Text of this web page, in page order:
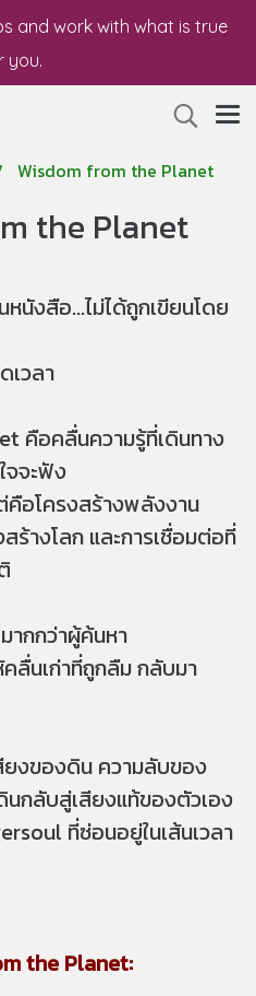
and work with what is true
you.
Wisdom from the Planet
the Planet
นังสือ...ไม่ได้ถูกเขียนโดย
เวลา
คือคลื่นความรู้ที่เดินทาง
จจะฟัง
คือโครงสร้างพลังงาน
างโลก และการเชื่อมต่อที่
ากกว่าผู้ค้นหา
ลื่นเก่าที่ถูกลืม กลับมา
งของดิน ความลับของ
นกลับสู่เสียงแท้ของตัวเอง
ที่ซ่อนอยู่ในเส้นเวลา
the Planet: